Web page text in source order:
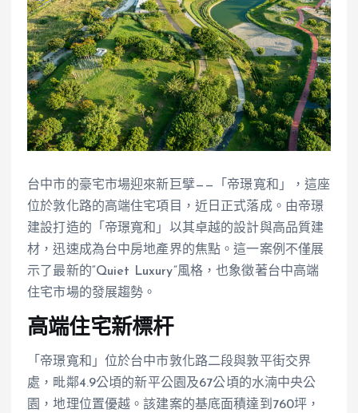
台中市的豪宅市場迎來新巨擘——「帝璟寬和」，這座
位於敦化路的高端住宅項目，近日正式落成。由帝璟
建設打造的「帝璟寬和」以其卓越的設計與高品質建
材，迅速成為台中房地產界的焦點。這一案例不僅展
示了最新的“Quiet Luxury”風格，也象徵著台中高端
住宅市場的發展趨勢。
高端住宅新標杆
「帝璟寬和」位於台中市敦化路二段與敦平街交界
處，毗鄰4.9公頃的新平公園及67公頃的水湳中央公
園，地理位置優越。該建案的基底面積達到760坪，